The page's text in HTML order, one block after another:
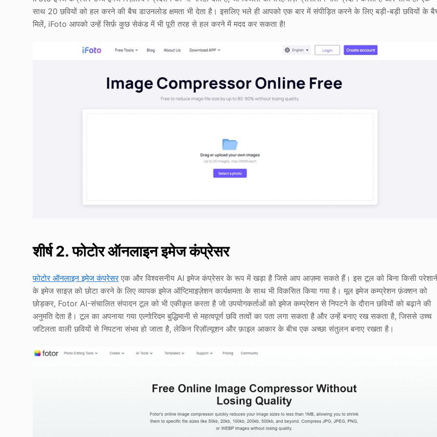
साथ 20 छवियों को हल करने की बैच डाउनलोड क्षमता भी देता है। इसलिए भले ही आपको एक बार में संपीड़ित करने के लिए बड़ी-बड़ी छवियों के
मिलें, iFoto आपको उन्हें सिर्फ़ कुछ सेकंड में भी पूरी तरह से हल करने में मदद कर सकता है!
शीर्ष 2. फोटोर ऑनलाइन इमेज कंप्रेसर
फोटोर ऑनलाइन इमेज कंप्रेसरएक और विश्वसनीय AI इमेज कंप्रेसर के रूप में खड़ा है जिसे आप आज़मा सकते हैं। इस टूल को बिना किसी
के इमेज साइज़ को छोटा करने के लिए व्यापक इमेज ऑप्टिमाइज़ेशन कार्यक्षमता के साथ भी विकसित किया गया है। मूल इमेज कम्प्रेशन फ़ंक्शन को
छोड़कर, Fotor AI-संचालित संपादन टूल को भी एकीकृत करता है जो उपयोगकर्ताओं को इमेज कम्प्रेशन से निपटने के दौरान छवियों को बढ़ाने की
अनुमति देता है। टूल का अपनाया गया एल्गोरिदम बुद्धिमानी से महत्वपूर्ण छवि तत्वों का पता लगा सकता है और उन्हें बनाए रख सकता है, जिससे उच्च
जटिलता वाली छवियों से निपटना संभव हो जाता है, लेकिन रिज़ॉल्यूशन और फ़ाइल आकार के बीच एक अच्छा संतुलन बनाए रखता है।